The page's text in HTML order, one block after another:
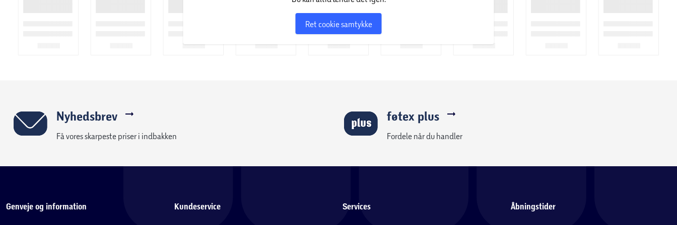
Ret cookie samtykke
Nyhedsbrev
Få vores skarpeste priser i indbakken
føtex plus
Fordele når du handler
Genveje og information Kundeservice Services Åbningstider